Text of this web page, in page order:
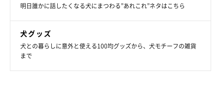
明日誰かに話したくなる犬にまつわる”あれこれ”ネタはこちら
犬グッズ
犬との暮らしに意外と使える100均グッズから、犬モチーフの雑貨
まで